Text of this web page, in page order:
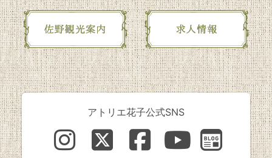
アトリエ花子公式SNS